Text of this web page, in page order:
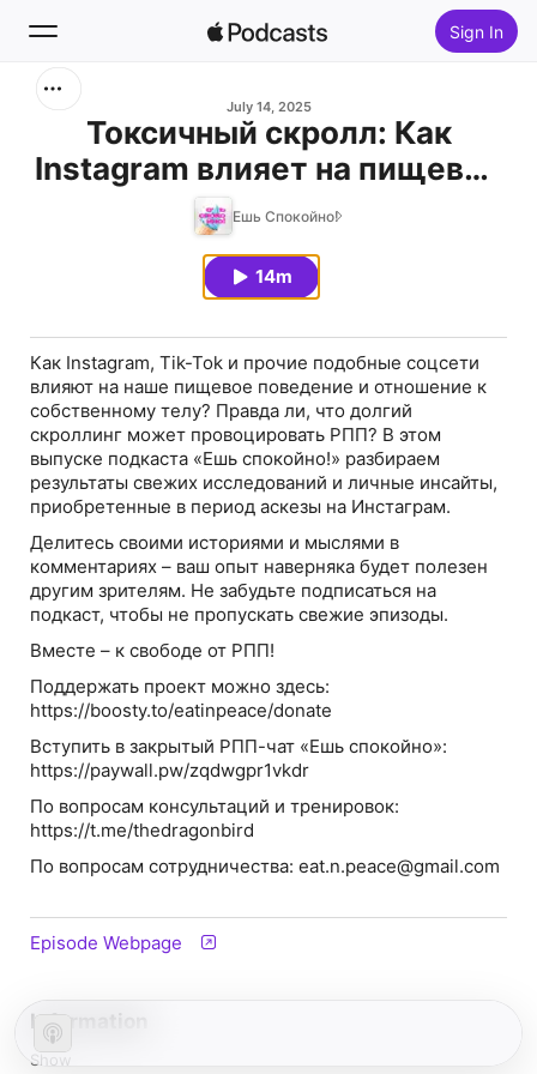
Sign In
Home
July 14, 2025
Токсичный скролл: Как
Instagram влияет на пищевое
поведение
Ешь Спокойно!
14m
Как Instagram, Tik-Tok и прочие подобные соцсети
влияют на наше пищевое поведение и отношение к
собственному телу? Правда ли, что долгий
скроллинг может провоцировать РПП? В этом
выпуске подкаста «Ешь спокойно!» разбираем
результаты свежих исследований и личные инсайты,
приобретенные в период аскезы на Инстаграм.
Делитесь своими историями и мыслями в
комментариях – ваш опыт наверняка будет полезен
другим зрителям. Не забудьте подписаться на
подкаст, чтобы не пропускать свежие эпизоды.
Вместе – к свободе от РПП!
Поддержать проект можно здесь:
https://boosty.to/eatinpeace/donate
Вступить в закрытый РПП-чат «Ешь спокойно»:
https://paywall.pw/zqdwgpr1vkdr
По вопросам консультаций и тренировок:
https://t.me/thedragonbird
По вопросам сотрудничества: eat.n.peace@gmail.com
Episode Webpage
Information
Show